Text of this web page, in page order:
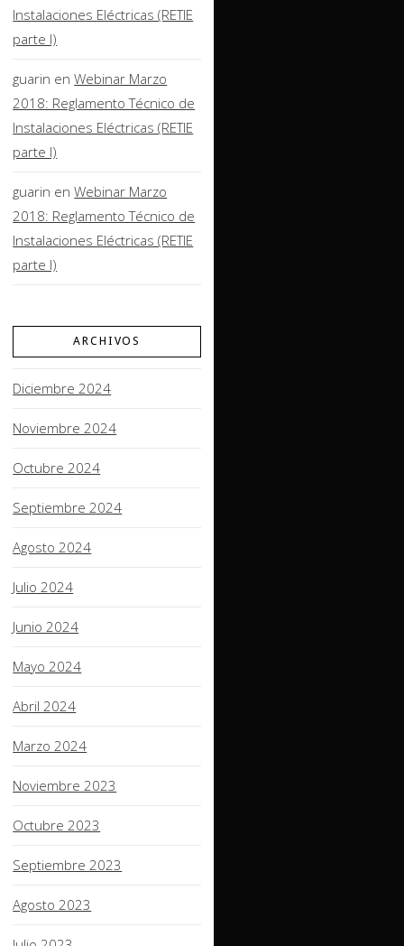
Instalaciones Eléctricas (RETIE
parte I)
guarin enWebinar Marzo
2018: Reglamento Técnico de
Instalaciones Eléctricas (RETIE
parte I)
guarin enWebinar Marzo
2018: Reglamento Técnico de
Instalaciones Eléctricas (RETIE
parte I)
ARCHIVOS
Diciembre 2024
Noviembre 2024
Octubre 2024
Septiembre 2024
Agosto 2024
Julio 2024
Junio 2024
Mayo 2024
Abril 2024
Marzo 2024
Noviembre 2023
Octubre 2023
Septiembre 2023
Agosto 2023